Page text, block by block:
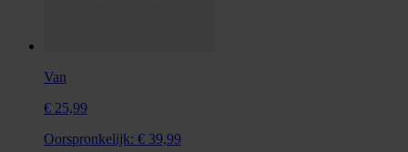
Van
€ 25,99
Oorspronkelijk: € 39,99